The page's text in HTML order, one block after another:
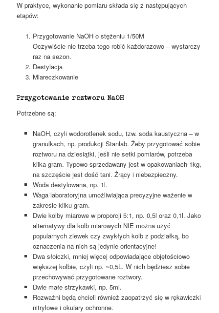
W praktyce, wykonanie pomiaru składa się z następujących
etapów:
Przygotowanie NaOH o stężeniu 1/50M
Oczywiście nie trzeba tego robić każdorazowo – wystarczy
raz na sezon.
Destylacja
Miareczkowanie
Przygotowanie roztworu NaOH
Potrzebne są:
NaOH, czyli wodorotlenek sodu, tzw. soda kaustyczna – w
granulkach, np. produkcji Stanlab. Żeby przygotować sobie
roztworu na dziesiątki, jeśli nie setki pomiarów, potrzeba
kilka gram. Typowo sprzedawany jest w opakowaniach 1kg,
na szczęście jest dość tani. Żrący i niebezpieczny.
Woda destylowana, np. 1l.
Waga laboratoryjna umożliwiająca precyzyjne ważenie w
zakresie kilku gram.
Dwie kolby miarowe w proporcji 5:1, np. 0,5l oraz 0,1l. Jako
alternatywy dla kolb miarowych NIE można użyć
popularnych zlewek czy zwykłych kolb z podziałką, bo
oznaczenia na nich są jedynie orientacyjne!
Dwa słoiczki, mniej więcej odpowiadające objętościowo
większej kolbie, czyli np. ~0,5L. W nich będziesz sobie
przechowywać przygotowane roztwory.
Dwie małe strzykawki, np. 5ml.
Rozważni będą chcieli również zaopatrzyć się w rękawiczki
nitrylowe i okulary ochronne.